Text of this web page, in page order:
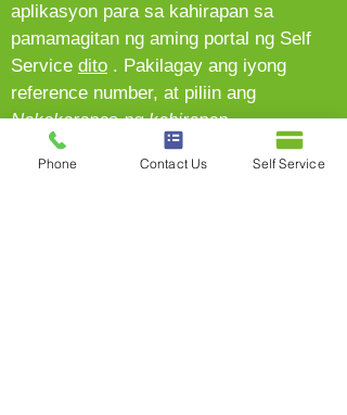
aplikasyon para sa kahirapan sa
pamamagitan ng aming portal ng Self
Service dito . Pakilagay ang iyong
reference number, at piliin ang
Nakakaranas ng kahirapan.
Kung kailangan mo ng tulong o nais
Phone Contact Us Self Service